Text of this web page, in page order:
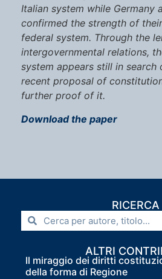
Italian system while Germany
confirmed the strength of
federal system. Through the
intergovernmental relations,
system appears still in
recent proposal of
further proof of it.
Download the paper
RICERCA
ALTRI
Il miraggio dei diritti
della forma di Regione